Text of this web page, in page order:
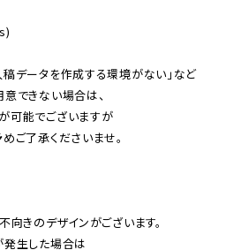
)
データを作成する環境がない」など
できない場合は、
可能でございますが
ご了承くださいませ。
向きのデザインがございます。
発生した場合は